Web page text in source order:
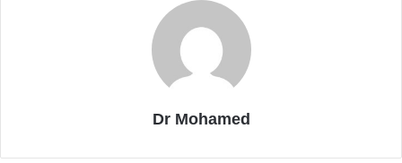
Dr Mohamed